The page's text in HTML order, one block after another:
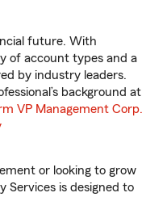
future. With
of account types and a
by industry leaders.
background at
VP Management Corp.
or looking to grow
Services is designed to